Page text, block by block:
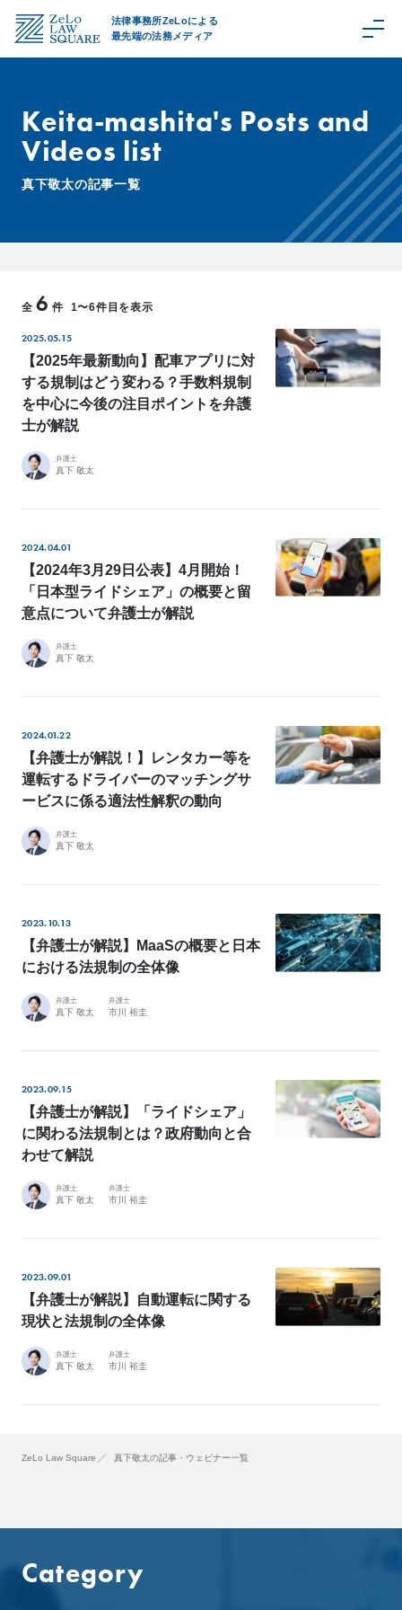
法律事務所ZeLoによる
最先端の法務メディア
C
t
g
y
扱
域
Z
e
L
o
C
e
n
t
’
s
V
c
e
導
入
事
例
Z
M
e
m
b
e
s
S
t
o
r
y
ー
の
想
い
Keita-mashita's Posts and
Videos list
真下敬太の記事一覧
全 6 件 1〜6件目を表示
2025.05.15
【2025年最新動向】配車アプリに対
する規制はどう変わる？手数料規制
を中心に今後の注目ポイントを弁護
士が解説
弁護士
真下 敬太
2024.04.01
【2024年3月29日公表】4月開始！
「日本型ライドシェア」の概要と留
意点について弁護士が解説
弁護士
真下 敬太
2024.01.22
【弁護士が解説！】レンタカー等を
運転するドライバーのマッチングサ
ービスに係る適法性解釈の動向
弁護士
真下 敬太
2023.10.13
【弁護士が解説】MaaSの概要と日本
における法規制の全体像
弁護士
真下 敬太
弁護士
市川 裕圭
2023.09.15
【弁護士が解説】「ライドシェア」
に関わる法規制とは？政府動向と合
わせて解説
弁護士
真下 敬太
弁護士
市川 裕圭
2023.09.01
【弁護士が解説】自動運転に関する
現状と法規制の全体像
弁護士
真下 敬太
弁護士
市川 裕圭
ZeLo Law Square 真下敬太の記事・ウェビナー一覧
Category